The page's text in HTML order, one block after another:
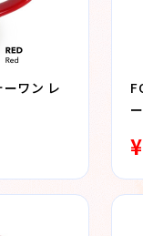
ワン レ